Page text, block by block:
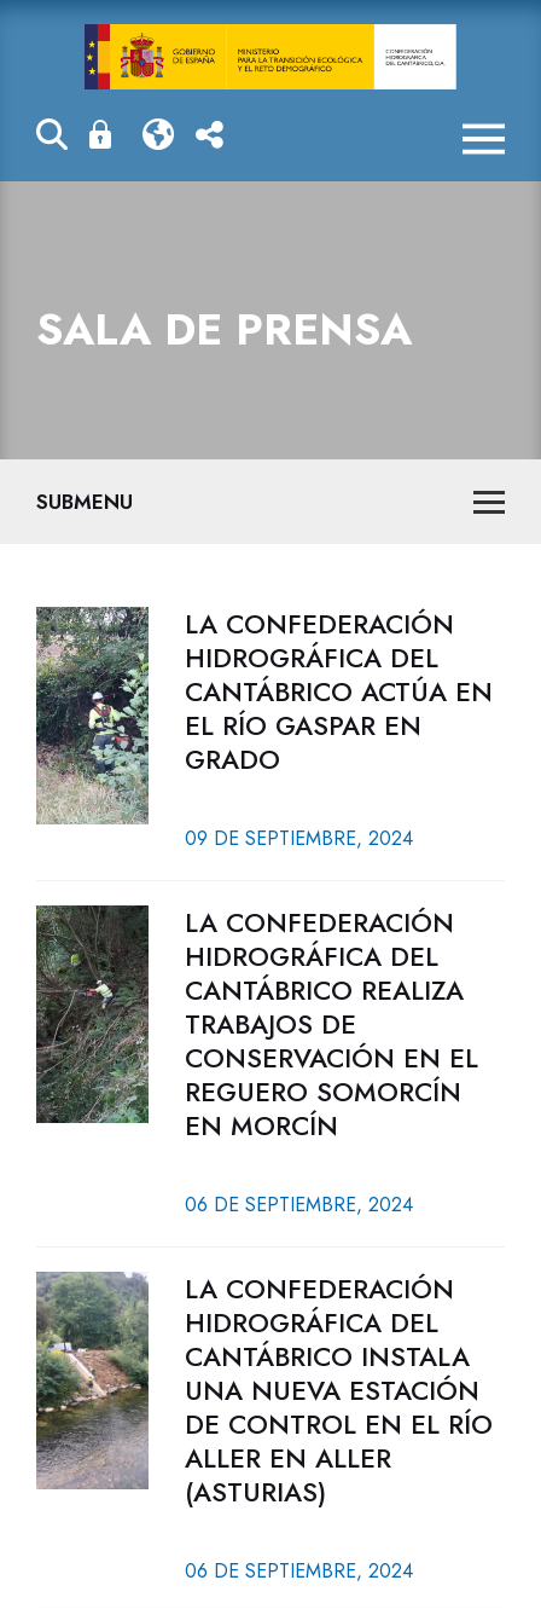
Sala de prensa
SALA DE PRENSA
SUBMENU
LA CONFEDERACIÓN
HIDROGRÁFICA DEL
CANTÁBRICO ACTÚA EN
EL RÍO GASPAR EN
GRADO
09 DE SEPTIEMBRE, 2024
LA CONFEDERACIÓN
HIDROGRÁFICA DEL
CANTÁBRICO REALIZA
TRABAJOS DE
CONSERVACIÓN EN EL
REGUERO SOMORCÍN
EN MORCÍN
06 DE SEPTIEMBRE, 2024
LA CONFEDERACIÓN
HIDROGRÁFICA DEL
CANTÁBRICO INSTALA
UNA NUEVA ESTACIÓN
DE CONTROL EN EL RÍO
ALLER EN ALLER
(ASTURIAS)
06 DE SEPTIEMBRE, 2024